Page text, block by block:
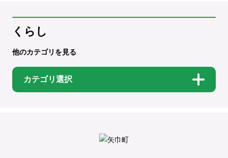
くらし
他のカテゴリを見る
カテゴリ選択